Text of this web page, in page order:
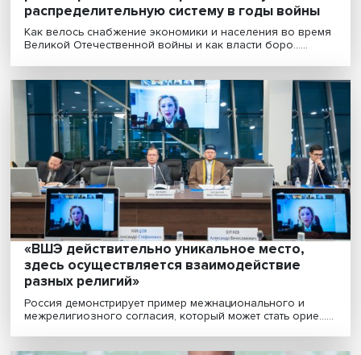
«Бизнес вне санкций и политики»: как
компании адаптируются к цифровым
технологиям
Пандемия COVID-19 стала катализатором
многих отраслей экономики, включая